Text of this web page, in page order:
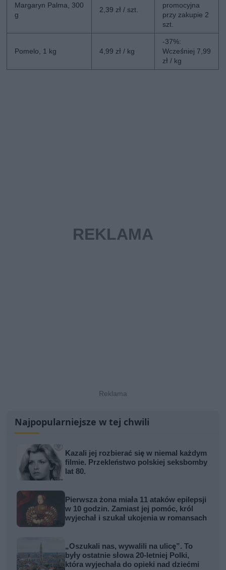
Margaryn Palma, 300
g
2,39 zł / szt.
promocyjna
przy zakupie 2
szt.
Pomelo, 1 kg 4,99 zł / kg
-37%:
Wcześniej 7,99
zł / kg
Najpopularniejsze w tej chwili
Kazali jej rozbierać się w niemal każdym
filmie. Przekleństwo polskiej seksbomby
lat 80.
Pierwsza żona miała 11 ataków epilepsji
w 10 godzin. Zamiast jej pomóc, król
wyjechał i szukał ukojenia w romansach
„Oszukali nas, wywalili na ulicę”. To
były ostatnie słowa 20-letniej Polki,
która wyjechała do opieki nad dziećmi